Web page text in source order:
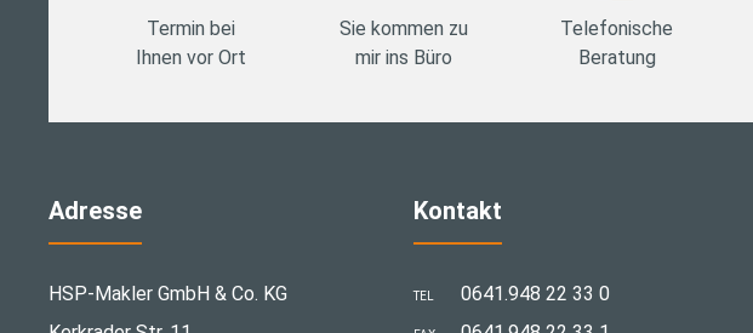
Termin bei
Ihnen vor Ort
Sie kommen zu
mir ins Büro
Telefonische
Beratung
Adresse
HSP-Makler GmbH & Co. KG
Kontakt
TEL 0641.948 22 33 0